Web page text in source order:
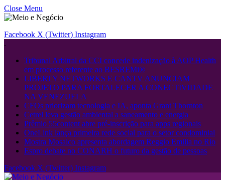
Close Menu
Facebook X (Twitter) Instagram
.
Tribunal Arbitral da CCI concede indenização à AOP Health
em processo referente ao BESREMi®
LIBERTY NETWORKS E CANTV ANUNCIAM
PROJETO PARA FORTALECER A CONECTIVIDADE
NA VENEZUELA
CFOs priorizam tecnologia e IA, aponta Grant Thornton
Cetrel leva gestão ambiental a saneamento e energia
Prêmio 55content abre pré-inscrição para apps regionais
OneLink lança primeira rede social para o setor condominial
Mostra Mosaico apresenta abordagem Reggio Emilia no Rio
Espro debate no CONARH o futuro da gestão de pessoas
Facebook X (Twitter) Instagram